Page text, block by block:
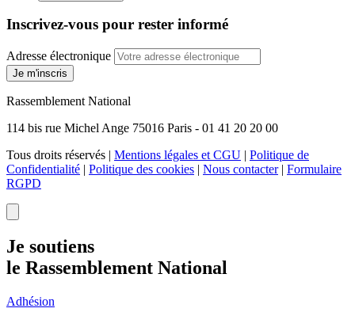
Inscrivez-vous pour rester informé
Adresse électronique
Je m'inscris
Rassemblement National
114 bis rue Michel Ange 75016 Paris - 01 41 20 20 00
Tous droits réservés | Mentions légales et CGU | Politique de
Confidentialité | Politique des cookies | Nous contacter| Formulaire
RGPD
Je soutiens
le Rassemblement National
Adhésion